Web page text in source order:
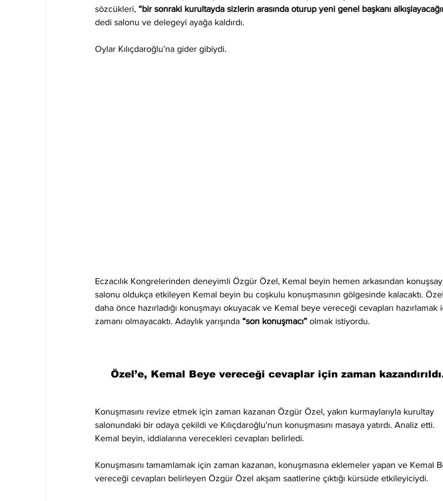
sözcükleri, “bir sonraki kurultayda sizlerin arasında oturup yeni genel başkanı
dedi salonu ve delegeyi ayağa kaldırdı.
Oylar Kılıçdaroğlu’na gider gibiydi.
Eczacılık Kongrelerinden deneyimli Özgür Özel, Kemal beyin hemen arkasından
salonu oldukça etkileyen Kemal beyin bu coşkulu konuşmasının gölgesinde kalacaktı.
daha önce hazırladığı konuşmayı okuyacak ve Kemal beye vereceği cevapları hazırlamak
zamanı olmayacaktı. Adaylık yarışında “son konuşmacı” olmak istiyordu.
Özel’e, Kemal Beye vereceği cevaplar için zaman
Konuşmasını revize etmek için zaman kazanan Özgür Özel, yakın kurmaylarıyla kurultay
salonundaki bir odaya çekildi ve Kılıçdaroğlu’nun konuşmasını masaya yatırdı. Analiz etti.
Kemal beyin, iddialarına verecekleri cevapları belirledi.
Konuşmasını tamamlamak için zaman kazanan, konuşmasına eklemeler yapan ve Kemal
vereceği cevapları belirleyen Özgür Özel akşam saatlerine çıktığı kürsüde etkileyiciydi.